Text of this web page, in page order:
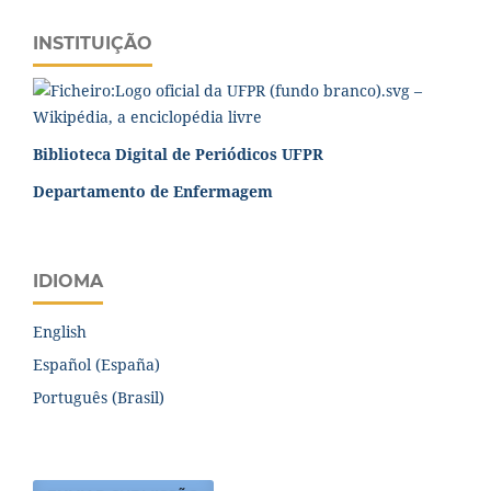
INSTITUIÇÃO
Biblioteca Digital de Periódicos UFPR
Departamento de Enfermagem
IDIOMA
English
Español (España)
Português (Brasil)